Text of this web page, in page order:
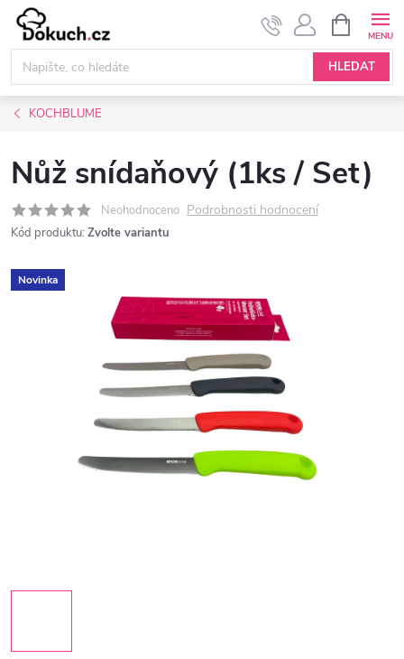
Přejít
obsah
HLEDAT
NÁKUPNÍ
KOŠÍK
KOCHBLUME
Nůž snídaňový (1ks / Set)
Neohodnoceno Podrobnosti hodnocení
Kód produktu: Zvolte variantu
Novinka